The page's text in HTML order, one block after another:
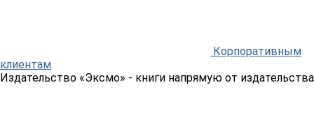
Корпоративным
клиентам
Издательство «Эксмо» - книги напрямую от издательства